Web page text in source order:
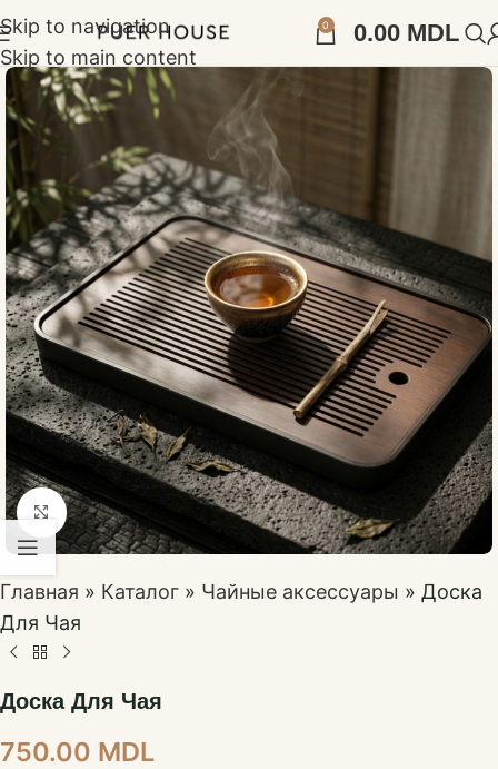
Skip to navigation
Skip to main content
0 0.00 MDL
Нажмите, чтобы увеличить
Главная » Каталог » Чайные аксессуары » Доска
Для Чая
Доска Для Чая
750.00 MDL